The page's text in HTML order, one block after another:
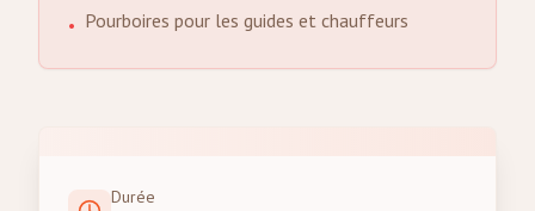
• Pourboires pour les guides et chauffeurs
Durée